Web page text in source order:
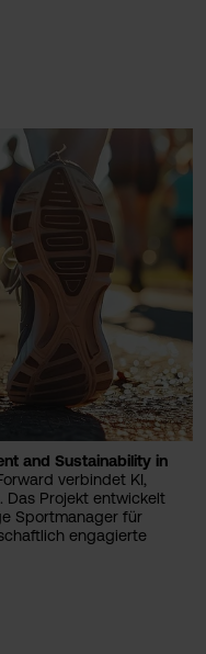
and Sustainability in
verbindet KI,
Das Projekt entwickelt
Sportmanager für
engagierte